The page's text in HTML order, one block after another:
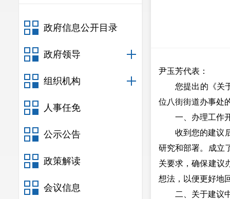
政府信息公开目录
政府领导
组织机构
人事任免
公示公告
政策解读
会议信息
尹玉芳代表：
您提出的《关
位八街街道办事处
一、办理工作
收到您的建议
研究和部署。成立
关要求，确保建议
想法，以便更好地
二、关于建议